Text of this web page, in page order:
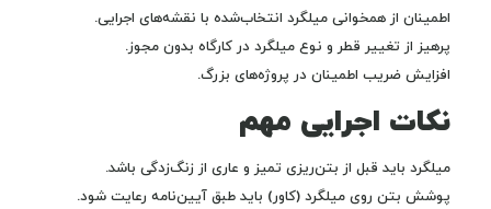
اطمینان از همخوانی میلگرد انتخاب‌شده با نقشه‌های اجرایی.
پرهیز از تغییر قطر و نوع میلگرد در کارگاه بدون مجوز.
افزایش ضریب اطمینان در پروژه‌های بزرگ.
نکات اجرایی مهم
میلگرد باید قبل از بتن‌ریزی تمیز و عاری از زنگ‌زدگی باشد.
پوشش بتن روی میلگرد (کاور) باید طبق آیین‌نامه رعایت شود.